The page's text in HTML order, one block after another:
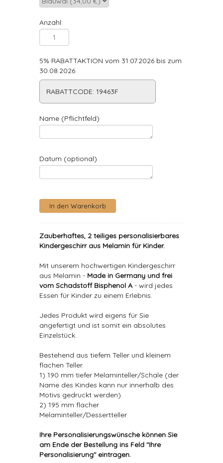
Anzahl:
5% RABATTAKTION vom 31.07.2026 bis zum
30.08.2026
RABATTCODE: 19463F
Name (Pflichtfeld)
Datum (optional)
Zauberhaftes, 2 teiliges personalisierbares
Kindergeschirr aus Melamin für Kinder.
Mit unserem hochwertigen Kindergeschirr
aus Melamin - Made in Germany und frei
vom Schadstoff Bisphenol A- wird jedes
Essen für Kinder zu einem Erlebnis.
Jedes Produkt wird eigens für Sie
angefertigt und ist somit ein absolutes
Einzelstück.
Bestehend aus tiefem Teller und kleinem
flachen Teller.
1) 190 mm tiefer Melaminteller/Schale (der
Name des Kindes kann nur innerhalb des
Motivs gedruckt werden).
2) 195 mm flacher
Melaminteller/Dessertteller
Ihre Personalisierungswünsche können Sie
am Ende der Bestellung ins Feld "Ihre
Personalisierung" eintragen.